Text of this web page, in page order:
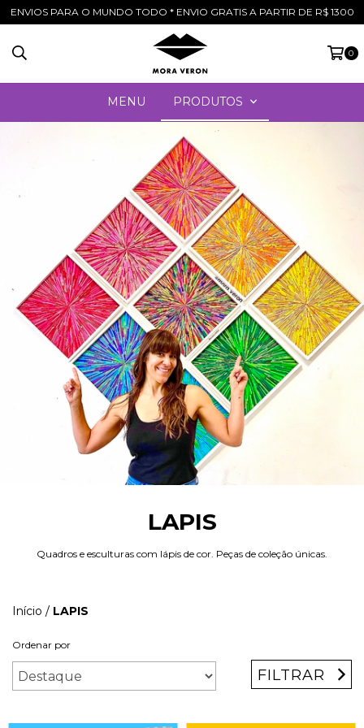
ENVIOS PARA O MUNDO TODO * ENVIO GRATIS A PARTIR DE R$ 1300
0
MENU PRODUTOS
LAPIS
Quadros e esculturas com lápis de cor. Peças de coleção únicas.
Início / LAPIS
Ordenar por
FILTRAR